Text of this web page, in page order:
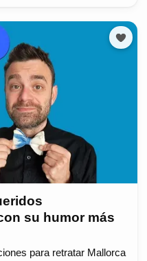
su humor más
para retratar Mallorca